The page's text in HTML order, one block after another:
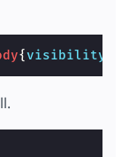
{visibility